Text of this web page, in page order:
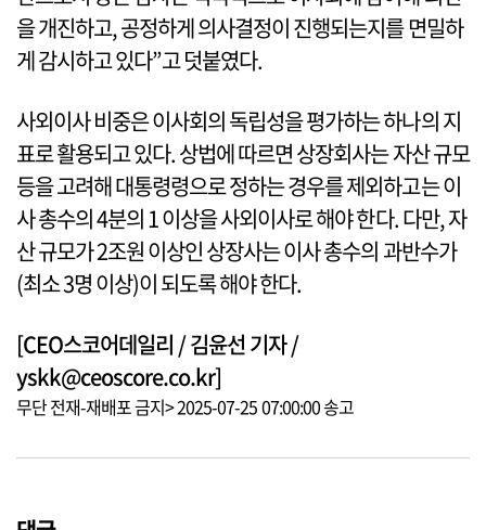
을 개진하고, 공정하게 의사결정이 진행되는지를 면밀하
게 감시하고 있다”고 덧붙였다.
사외이사 비중은 이사회의 독립성을 평가하는 하나의 지
표로 활용되고 있다. 상법에 따르면 상장회사는 자산 규모
등을 고려해 대통령령으로 정하는 경우를 제외하고는 이
사 총수의 4분의 1 이상을 사외이사로 해야 한다. 다만, 자
산 규모가 2조원 이상인 상장사는 이사 총수의 과반수가
(최소 3명 이상)이 되도록 해야 한다.
[CEO스코어데일리 / 김윤선 기자 /
yskk@ceoscore.co.kr]
무단 전재-재배포 금지> 2025-07-25 07:00:00 송고